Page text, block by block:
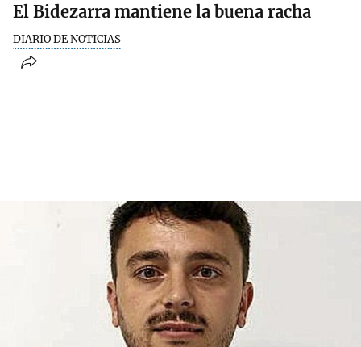
El Bidezarra mantiene la buena racha
DIARIO DE NOTICIAS